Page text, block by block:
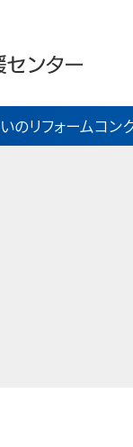
のリフォームコン